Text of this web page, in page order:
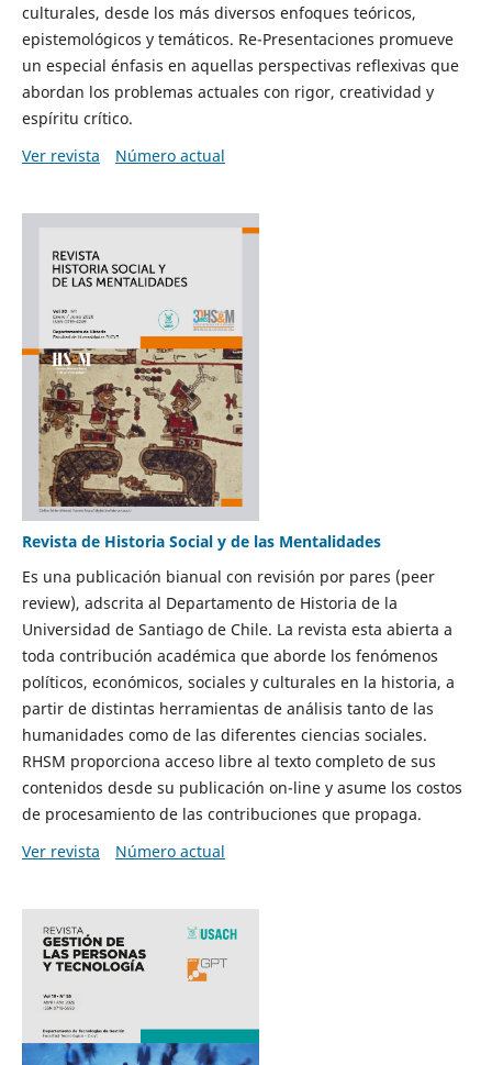
culturales, desde los más diversos enfoques teóricos,
epistemológicos y temáticos. Re-Presentaciones promueve
un especial énfasis en aquellas perspectivas reflexivas que
abordan los problemas actuales con rigor, creatividad y
espíritu crítico.
Ver revista
Número actual
Revista de Historia Social y de las Mentalidades
Es una publicación bianual con revisión por pares (peer
review), adscrita al Departamento de Historia de la
Universidad de Santiago de Chile. La revista esta abierta a
toda contribución académica que aborde los fenómenos
políticos, económicos, sociales y culturales en la historia, a
partir de distintas herramientas de análisis tanto de las
humanidades como de las diferentes ciencias sociales.
RHSM proporciona acceso libre al texto completo de sus
contenidos desde su publicación on-line y asume los costos
de procesamiento de las contribuciones que propaga.
Ver revista
Número actual